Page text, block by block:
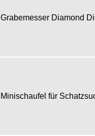
Grabemesser Diamond
Minischaufel für